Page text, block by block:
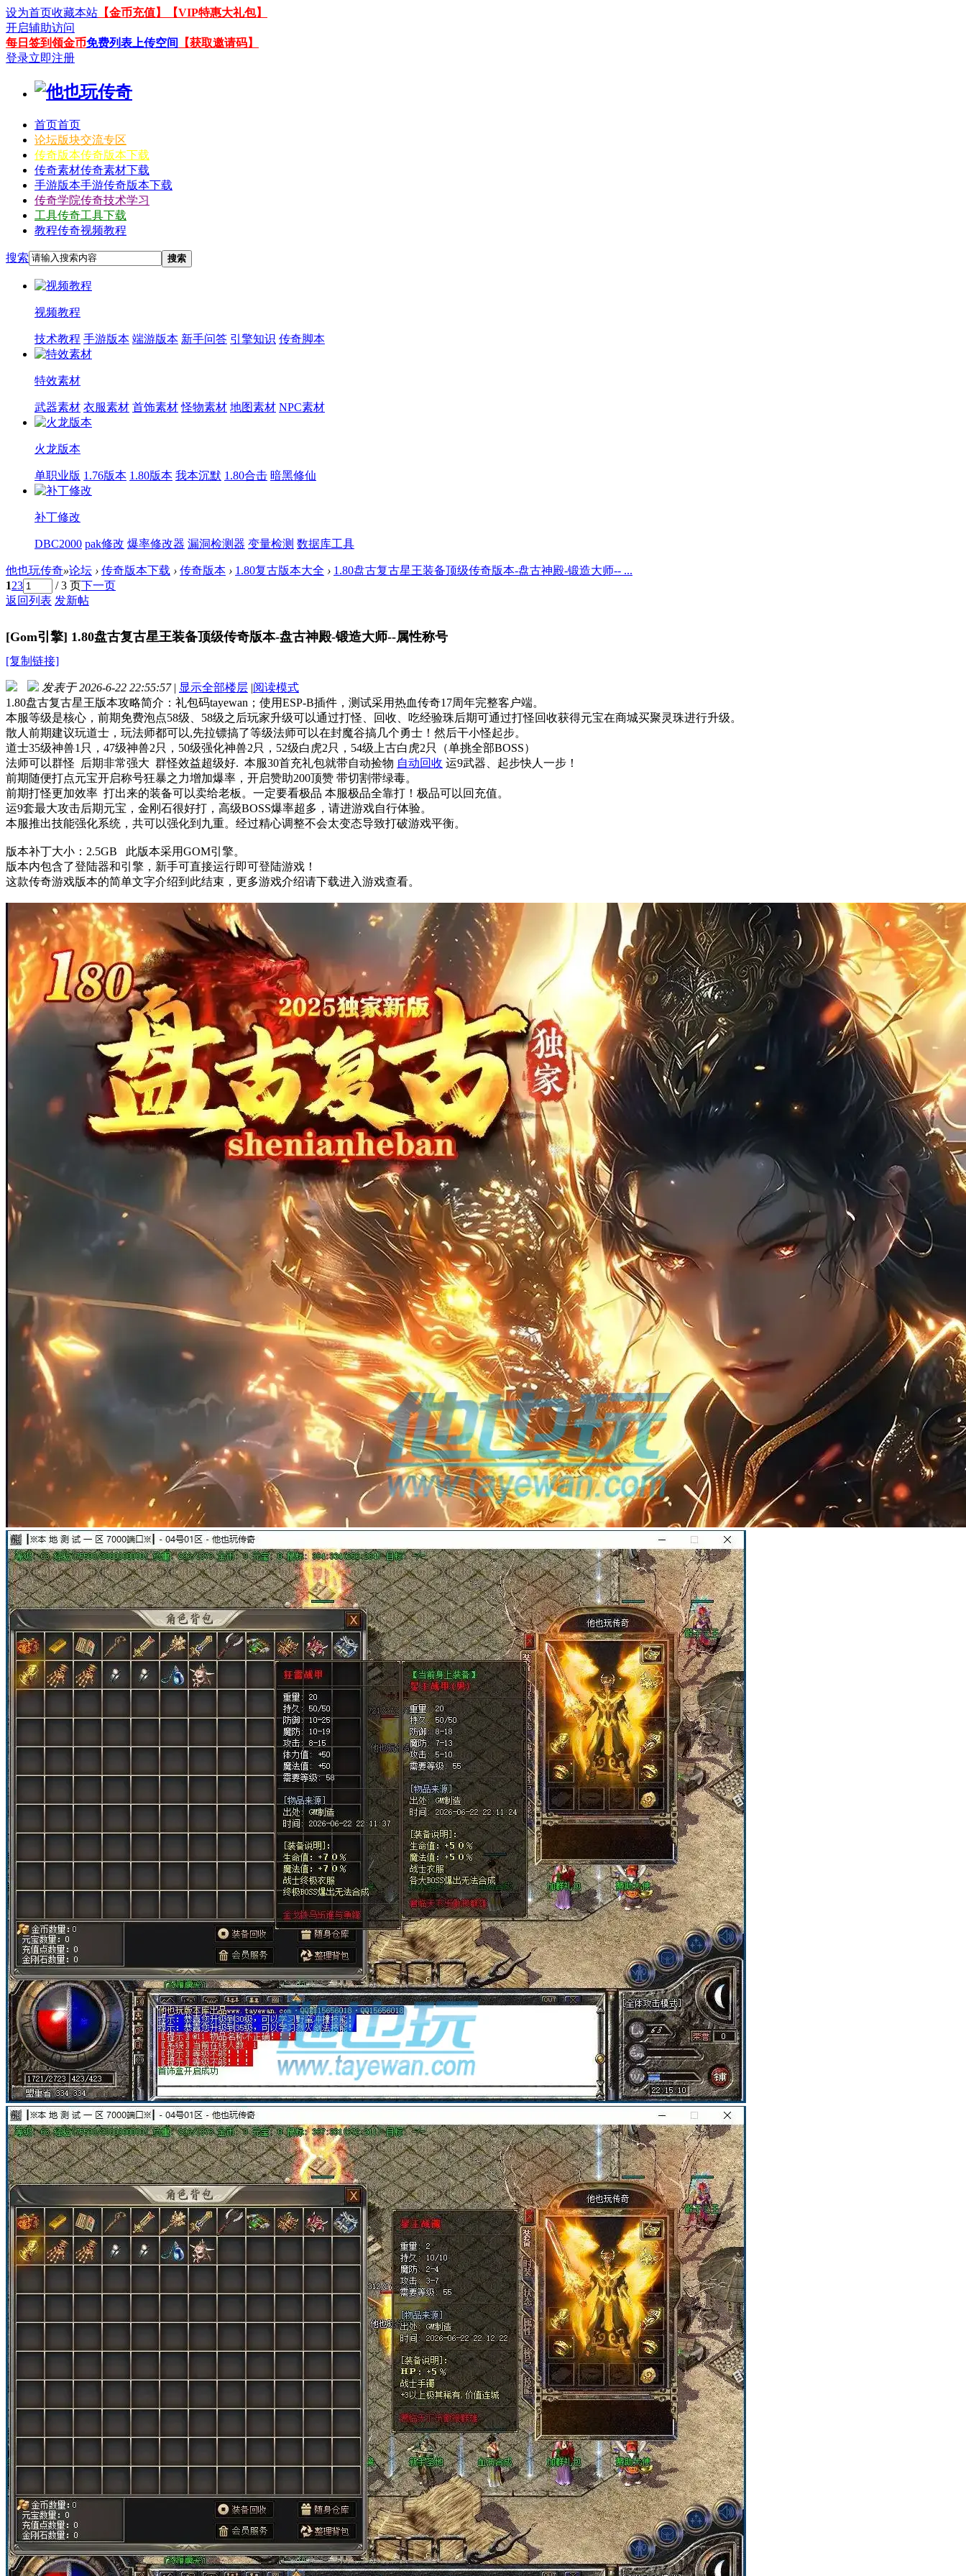
设为首页收藏本站 【金币充值】
【VIP特惠大礼包】
开启辅助访问
每日签到领金币免费列表上传空间
【获取邀请码】
登录立即注册
首页首页
论坛版块交流专区
传奇版本传奇版本下载
传奇素材传奇素材下载
手游版本手游传奇版本下载
传奇学院传奇技术学习
工具传奇工具下载
教程传奇视频教程
搜索 搜索
视频教程
技术教程 手游版本 端游版本 新手问答 引擎知识 传奇脚本
特效素材
武器素材 衣服素材 首饰素材 怪物素材 地图素材 NPC素材
火龙版本
单职业版 1.76版本 1.80版本 我本沉默 1.80合击 暗黑修仙
补丁修改
DBC2000 pak修改 爆率修改器 漏洞检测器 变量检测 数据库工具
他也玩传奇»论坛 › 传奇版本下载 › 传奇版本 › 1.80复古版本大全 › 1.80盘古复古星王装备顶级传奇版本-盘古神殿-锻造大师-- ...
123 / 3 页下一页
返回列表 发新帖
[Gom引擎] 1.80盘古复古星王装备顶级传奇版本-盘古神殿-锻造大师--属性称号
[复制链接]
发表于 2026-6-22 22:55:57 | 显示全部楼层 |阅读模式
1.80盘古复古星王版本攻略简介：礼包码tayewan；使用ESP-B插件，测试采用热血传奇17周年完整客户端。
本服等级是核心，前期免费泡点58级、58级之后玩家升级可以通过打怪、回收、吃经验珠后期可通过打怪回收获得元宝在商城买聚灵珠进行升级。
散人前期建议玩道士，玩法师都可以,先拉镖搞了等级法师可以在封魔谷搞几个勇士！然后干小怪起步。
道士35级神兽1只，47级神兽2只，50级强化神兽2只，52级白虎2只，54级上古白虎2只（单挑全部BOSS）
法师可以群怪 后期非常强大 群怪效益超级好. 本服30首充礼包就带自动捡物 自动回收 运9武器、起步快人一步！
前期随便打点元宝开启称号狂暴之力增加爆率，开启赞助200顶赞 带切割带绿毒。
前期打怪更加效率 打出来的装备可以卖给老板。一定要看极品 本服极品全靠打！极品可以回充值。
运9套最大攻击后期元宝，金刚石很好打，高级BOSS爆率超多，请进游戏自行体验。
本服推出技能强化系统，共可以强化到九重。经过精心调整不会太变态导致打破游戏平衡。
版本补丁大小：2.5GB 此版本采用GOM引擎。
版本内包含了登陆器和引擎，新手可直接运行即可登陆游戏！
这款传奇游戏版本的简单文字介绍到此结束，更多游戏介绍请下载进入游戏查看。